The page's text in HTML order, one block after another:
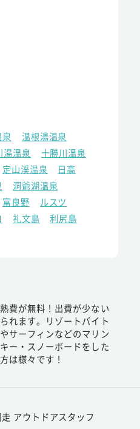
温根湯温泉
湯温泉
十勝川温泉
定山渓温泉
日高
洞爺湖温泉
富良野
ルスツ
礼文島
利尻島
費が無料！出費が少ない
れます。リゾートバイト
サーフィンなどのマリン
ー・スノーボードをした
は様々です！
アウトドアスタッフ